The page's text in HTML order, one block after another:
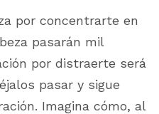
por concentrarte en
pasarán mil
por distraerte será
pasar y sigue
Imagina cómo, al